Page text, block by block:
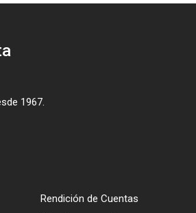
1967.
Rendición de Cuentas